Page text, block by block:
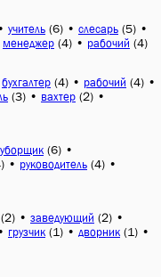
учитель (6) • слесарь (5) •
менеджер (4) • рабочий (4)
бухгалтер (4) • рабочий (4) •
(3) • вахтер (2) •
уборщик (6) •
• руководитель (4) •
(2) • заведующий (2) •
грузчик (1) • дворник (1) •